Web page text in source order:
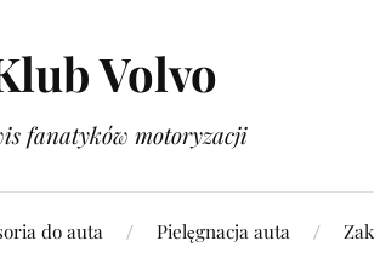
Volvo
fanatyków motoryzacji
do auta Pielęgnacja auta